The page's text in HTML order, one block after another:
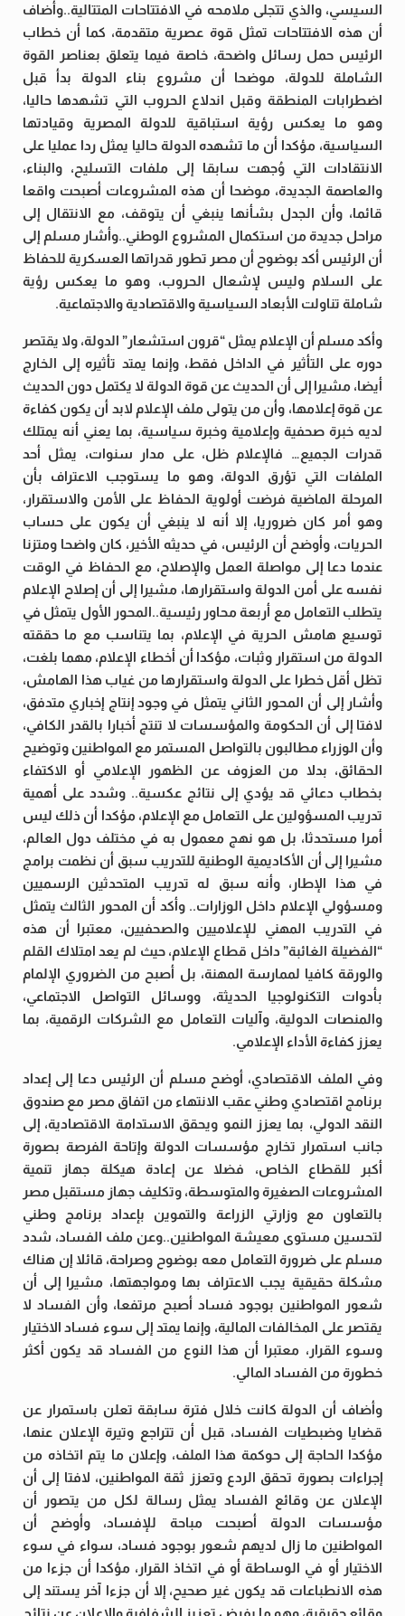
السيسي، والذي تتجلى ملامحه في الافتتاحات المتتالية..وأضاف
أن هذه الافتتاحات تمثل قوة عصرية متقدمة، كما أن خطاب
الرئيس حمل رسائل واضحة، خاصة فيما يتعلق بعناصر القوة
الشاملة للدولة، موضحا أن مشروع بناء الدولة بدأ قبل
اضطرابات المنطقة وقبل اندلاع الحروب التي تشهدها حاليا،
وهو ما يعكس رؤية استباقية للدولة المصرية وقيادتها
السياسية، مؤكدا أن ما تشهده الدولة حاليا يمثل ردا عمليا على
الانتقادات التي وُجهت سابقا إلى ملفات التسليح، والبناء،
والعاصمة الجديدة، موضحا أن هذه المشروعات أصبحت واقعا
قائما، وأن الجدل بشأنها ينبغي أن يتوقف، مع الانتقال إلى
مراحل جديدة من استكمال المشروع الوطني..وأشار مسلم إلى
أن الرئيس أكد بوضوح أن مصر تطور قدراتها العسكرية للحفاظ
على السلام وليس لإشعال الحروب، وهو ما يعكس رؤية
شاملة تناولت الأبعاد السياسية والاقتصادية والاجتماعية.
وأكد مسلم أن الإعلام يمثل “قرون استشعار” الدولة، ولا يقتصر
دوره على التأثير في الداخل فقط، وإنما يمتد تأثيره إلى الخارج
أيضا، مشيرا إلى أن الحديث عن قوة الدولة لا يكتمل دون الحديث
عن قوة إعلامها، وأن من يتولى ملف الإعلام لابد أن يكون كفاءة
لديه خبرة صحفية وإعلامية وخبرة سياسية، بما يعني أنه يمتلك
قدرات الجميع… فالإعلام ظل، على مدار سنوات، يمثل أحد
الملفات التي تؤرق الدولة، وهو ما يستوجب الاعتراف بأن
المرحلة الماضية فرضت أولوية الحفاظ على الأمن والاستقرار،
وهو أمر كان ضروريا، إلا أنه لا ينبغي أن يكون على حساب
الحريات، وأوضح أن الرئيس، في حديثه الأخير، كان واضحا ومتزنا
عندما دعا إلى مواصلة العمل والإصلاح، مع الحفاظ في الوقت
نفسه على أمن الدولة واستقرارها، مشيرا إلى أن إصلاح الإعلام
يتطلب التعامل مع أربعة محاور رئيسية..المحور الأول يتمثل في
توسيع هامش الحرية في الإعلام، بما يتناسب مع ما حققته
الدولة من استقرار وثبات، مؤكدا أن أخطاء الإعلام، مهما بلغت،
تظل أقل خطرا على الدولة واستقرارها من غياب هذا الهامش،
وأشار إلى أن المحور الثاني يتمثل في وجود إنتاج إخباري متدفق،
لافتا إلى أن الحكومة والمؤسسات لا تنتج أخبارا بالقدر الكافي،
وأن الوزراء مطالبون بالتواصل المستمر مع المواطنين وتوضيح
الحقائق، بدلا من العزوف عن الظهور الإعلامي أو الاكتفاء
بخطاب دعائي قد يؤدي إلى نتائج عكسية.. وشدد على أهمية
تدريب المسؤولين على التعامل مع الإعلام، مؤكدا أن ذلك ليس
أمرا مستحدثا، بل هو نهج معمول به في مختلف دول العالم،
مشيرا إلى أن الأكاديمية الوطنية للتدريب سبق أن نظمت برامج
في هذا الإطار، وأنه سبق له تدريب المتحدثين الرسميين
ومسؤولي الإعلام داخل الوزارات.. وأكد أن المحور الثالث يتمثل
في التدريب المهني للإعلاميين والصحفيين، معتبرا أن هذه
“الفضيلة الغائبة” داخل قطاع الإعلام، حيث لم يعد امتلاك القلم
والورقة كافيا لممارسة المهنة، بل أصبح من الضروري الإلمام
بأدوات التكنولوجيا الحديثة، ووسائل التواصل الاجتماعي،
والمنصات الدولية، وآليات التعامل مع الشركات الرقمية، بما
يعزز كفاءة الأداء الإعلامي.
وفي الملف الاقتصادي، أوضح مسلم أن الرئيس دعا إلى إعداد
برنامج اقتصادي وطني عقب الانتهاء من اتفاق مصر مع صندوق
النقد الدولي، بما يعزز النمو ويحقق الاستدامة الاقتصادية، إلى
جانب استمرار تخارج مؤسسات الدولة وإتاحة الفرصة بصورة
أكبر للقطاع الخاص، فضلا عن إعادة هيكلة جهاز تنمية
المشروعات الصغيرة والمتوسطة، وتكليف جهاز مستقبل مصر
بالتعاون مع وزارتي الزراعة والتموين بإعداد برنامج وطني
لتحسين مستوى معيشة المواطنين..وعن ملف الفساد، شدد
مسلم على ضرورة التعامل معه بوضوح وصراحة، قائلا إن هناك
مشكلة حقيقية يجب الاعتراف بها ومواجهتها، مشيرا إلى أن
شعور المواطنين بوجود فساد أصبح مرتفعا، وأن الفساد لا
يقتصر على المخالفات المالية، وإنما يمتد إلى سوء فساد الاختيار
وسوء القرار، معتبرا أن هذا النوع من الفساد قد يكون أكثر
خطورة من الفساد المالي.
وأضاف أن الدولة كانت خلال فترة سابقة تعلن باستمرار عن
قضايا وضبطيات الفساد، قبل أن تتراجع وتيرة الإعلان عنها،
مؤكدا الحاجة إلى حوكمة هذا الملف، وإعلان ما يتم اتخاذه من
إجراءات بصورة تحقق الردع وتعزز ثقة المواطنين، لافتا إلى أن
الإعلان عن وقائع الفساد يمثل رسالة لكل من يتصور أن
مؤسسات الدولة أصبحت مباحة للإفساد، وأوضح أن
المواطنين ما زال لديهم شعور بوجود فساد، سواء في سوء
الاختيار أو في الوساطة أو في اتخاذ القرار، مؤكدا أن جزءا من
هذه الانطباعات قد يكون غير صحيح، إلا أن جزءا آخر يستند إلى
وقائع حقيقية، وهو ما يفرض تعزيز الشفافية والإعلان عن نتائج